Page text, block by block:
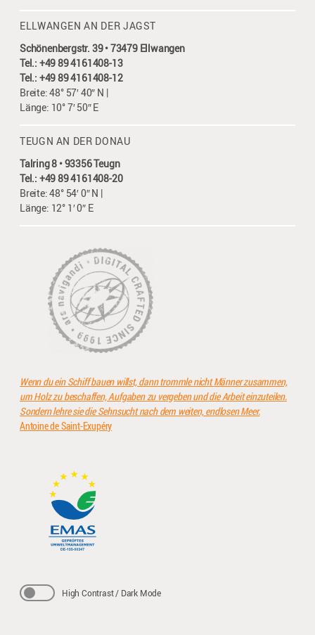
ELLWANGEN AN DER JAGST
Schönenbergstr. 39 • 73479 Ellwangen
Tel.: +49 89 4161408-13
Tel.: +49 89 4161408-12
Breite: 48° 57′ 40″ N |
Länge: 10° 7′ 50″ E
TEUGN AN DER DONAU
Talring 8 • 93356 Teugn
Tel.: +49 89 4161408-20
Breite: 48° 54′ 0″ N |
Länge: 12° 1′ 0″ E
Wenn du ein Schiff bauen willst, dann trommle nicht Männer zusammen,
um Holz zu beschaffen, Aufgaben zu vergeben und die Arbeit einzuteilen.
Sondern lehre sie die Sehnsucht nach dem weiten, endlosen Meer.
Antoine de Saint-Exupéry
High Contrast / Dark Mode